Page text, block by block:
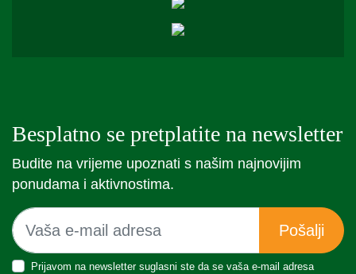
Besplatno se pretplatite na newsletter
Budite na vrijeme upoznati s našim najnovijim
ponudama i aktivnostima.
Pošalji
Prijavom na newsletter suglasni ste da se vaša e-mail adresa